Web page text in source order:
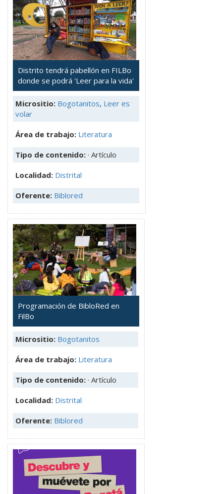
Distrito tendrá pabellón en FILBo
donde se podrá 'Leer para la vida'
Micrositio: Bogotanitos, Leer es
volar
Área de trabajo: Literatura
Tipo de contenido: · Artículo
Localidad: Distrital
Oferente: Biblored
Programación de BibloRed en
FilBo
Micrositio: Bogotanitos
Área de trabajo: Literatura
Tipo de contenido: · Artículo
Localidad: Distrital
Oferente: Biblored